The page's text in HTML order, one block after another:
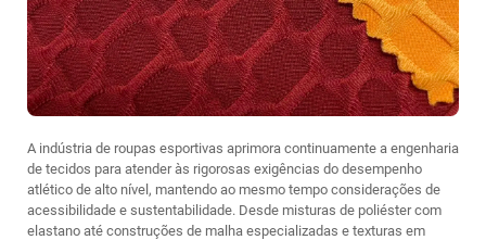
A indústria de roupas esportivas aprimora continuamente a engenharia
de tecidos para atender às rigorosas exigências do desempenho
atlético de alto nível, mantendo ao mesmo tempo considerações de
acessibilidade e sustentabilidade. Desde misturas de poliéster com
elastano até construções de malha especializadas e texturas em